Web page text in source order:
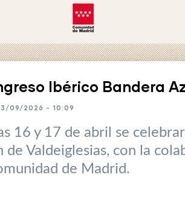
Ibérico Bandera
09/2026 - 10:09
16 y 17 de abril se
de Valdeiglesias, con la
de Madrid.